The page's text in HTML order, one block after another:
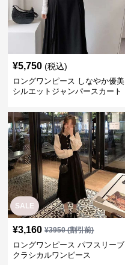
¥5,750 (税込)
ロングワンピース しなやか優美
シルエットジャンパースカート
SALE
¥3,160 ¥3950(割引前)
ロングワンピース パフスリーブ
クラシカルワンピース